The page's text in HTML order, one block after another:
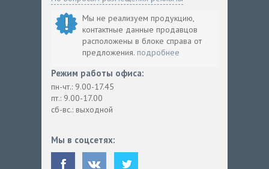
Мы не реализуем продукцию,
контактные данные продавцов
расположены в блоке справа от
предложения. подробнее
Режим работы офиса:
пн-чт.: 9.00-17.45
пт.: 9.00-17.00
сб-вс.: выходной
Мы в соцсетях: